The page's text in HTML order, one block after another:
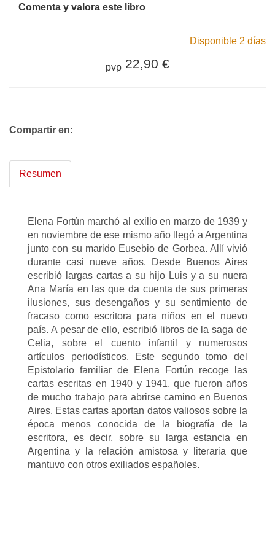
Comenta y valora este libro
Disponible 2 días
pvp 22,90 €
Compartir en:
Resumen
Elena Fortún marchó al exilio en marzo de 1939 y
en noviembre de ese mismo año llegó a Argentina
junto con su marido Eusebio de Gorbea. Allí vivió
durante casi nueve años. Desde Buenos Aires
escribió largas cartas a su hijo Luis y a su nuera
Ana María en las que da cuenta de sus primeras
ilusiones, sus desengaños y su sentimiento de
fracaso como escritora para niños en el nuevo
país. A pesar de ello, escribió libros de la saga de
Celia, sobre el cuento infantil y numerosos
artículos periodísticos. Este segundo tomo del
Epistolario familiar de Elena Fortún recoge las
cartas escritas en 1940 y 1941, que fueron años
de mucho trabajo para abrirse camino en Buenos
Aires. Estas cartas aportan datos valiosos sobre la
época menos conocida de la biografía de la
escritora, es decir, sobre su larga estancia en
Argentina y la relación amistosa y literaria que
mantuvo con otros exiliados españoles.